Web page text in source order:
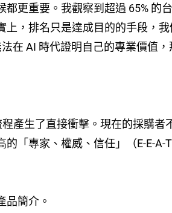
更重要。我觀察到超過 65% 的
，排名只是達成目的的手段，
法在 AI 時代證明自己的專業價值
產生了直接衝擊。現在的採購
「專家、權威、信任」（E-E-A-
品簡介。